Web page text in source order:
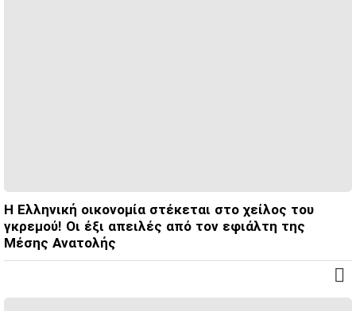
Η Ελληνική οικονομία στέκεται στο χείλος του
γκρεμού! Οι έξι απειλές από τον εφιάλτη της
Μέσης Ανατολής